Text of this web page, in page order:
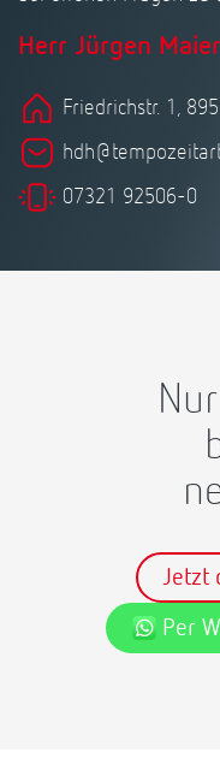
Herr Jürgen Maier
Friedrichstr. 1,
07321 92506-0
Nur
Jetzt
Per